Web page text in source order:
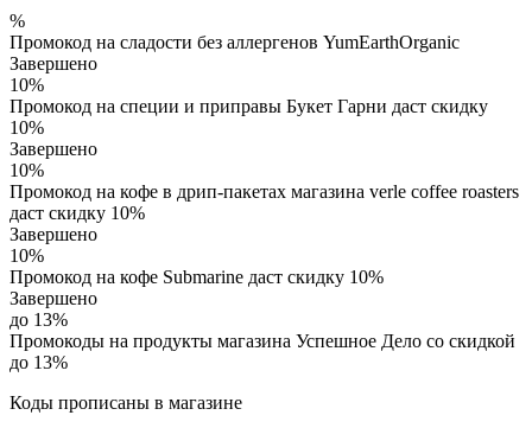
%
Промокод на сладости без аллергенов YumEarthOrganic
Завершено
10%
Промокод на специи и приправы Букет Гарни даст скидку
10%
Завершено
10%
Промокод на кофе в дрип-пакетах магазина verle coffee roasters
даст скидку 10%
Завершено
10%
Промокод на кофе Submarine даст скидку 10%
Завершено
до 13%
Промокоды на продукты магазина Успешное Дело со скидкой
до 13%
Коды прописаны в магазине